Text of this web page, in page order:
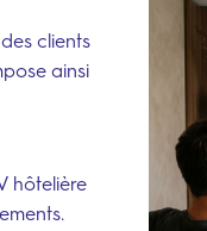
clients
ainsi
hôtelière